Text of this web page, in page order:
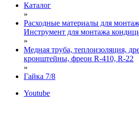
Каталог
»
Расходные материалы для
Инструмент для монтажа
»
Медная труба, теплоизоляция,
кронштейны, фреон R-410, R-22
»
Гайка 7/8
Youtube